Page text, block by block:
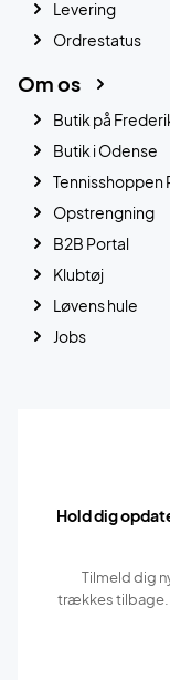
Levering
Ordrestatus
Om os
Butik på
Butik i Odense
Tennisshoppen
Opstrengning
B2B Portal
Klubtøj
Løvens hule
Jobs
Hold dig
Tilmeld dig
trækkes tilbage.